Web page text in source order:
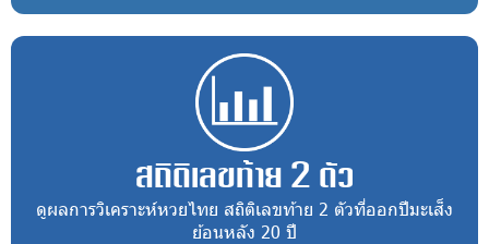
สถิติเลขท้าย 2 ตัว
ดูผลการวิเคราะห์หวยไทย สถิติเลขท้าย 2 ตัวที่ออกปีมะเส็ง
ย้อนหลัง 20 ปี